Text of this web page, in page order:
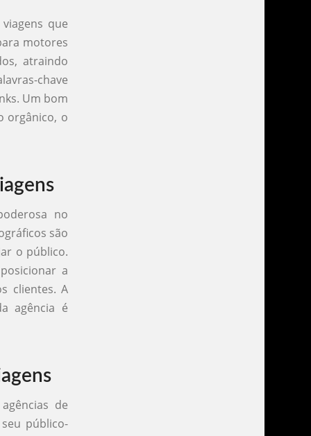
que
motores
atraindo
chave
Um bom
orgânico, o
no
são
o público.
a
clientes. A
agência é
de
público-